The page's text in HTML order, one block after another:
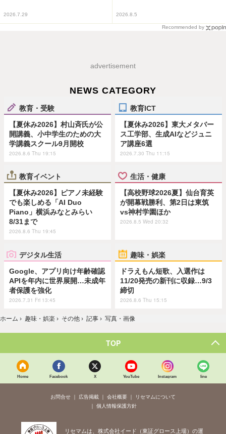
2026.7.29 2026.8.5
Recommended by
advertisement
NEWS CATEGORY
教育・受験
【夏休み2026】村山斉氏が公
開講義、小中学生のための大
学講義スクール9月開校
2026.8.6 Thu 19:15
教育ICT
【夏休み2026】東大メタバー
ス工学部、生成AIなどジュニ
ア講座6選
2026.7.30 Thu 11:15
教育イベント
【夏休み2026】ピアノ未経験
でも楽しめる「AI Duo
Piano」横浜みなとみらい
8/31まで
2026.8.6 Thu 19:45
生活・健康
【高校野球2026夏】仙台育英
が開幕戦勝利、第2日は東筑
vs神村学園ほか
2026.8.5 Wed 20:32
デジタル生活
Google、アプリ向け年齢確認
APIを年内に世界展開…未成年
者保護を強化
2026.7.31 Fri 13:45
趣味・娯楽
ドラえもん短歌、入選作は
11/20発売の新刊に収録…9/3
締切
2026.8.6 Thu 15:15
ホーム › 趣味・娯楽 › その他 › 記事 › 写真・画像
TOP
Home Facebook X YouTube Instagram line
お問合せ 広告掲載 会社概要
リセマムについて
個人情報保護方針
リセマムは、株式会社イード（東証グロース上場）の運